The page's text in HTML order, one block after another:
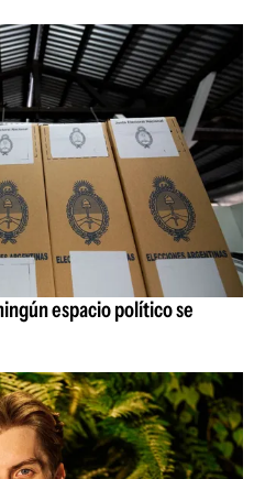
espacio político se